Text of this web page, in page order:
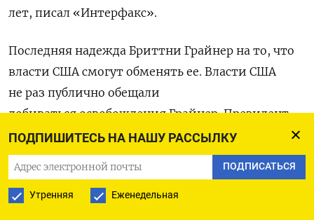
ПОДПИШИТЕСЬ НА НАШУ РАССЫЛКУ
ПОДПИСАТЬСЯ
Утренняя Еженедельная
лет, писал «Интерфакс».
Последняя надежда Бриттни Грайнер на то, что
власти США смогут обменять ее. Власти США
не раз публично обещали
добиваться освобождения Грайнер. Президент
США Джо Байден, получив от Грайнер письмо,
позвонилее супруге и заверил, что работает над
скорейшим освобождением Бриттни.